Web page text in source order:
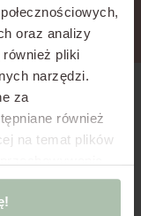
oraz analizy
pliki
narzędzi.
za
również
na temat plików
Polityce
innego